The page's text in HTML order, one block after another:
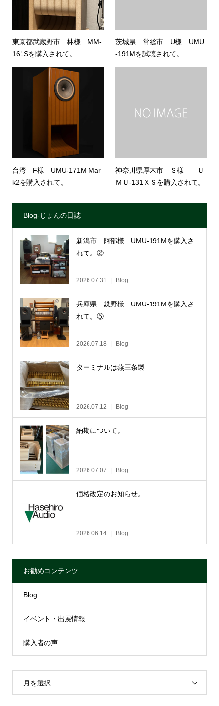
東京都武蔵野市 林様 MM-
161Sを購入されて。
茨城県 常総市 U様 UMU
-191Mを試聴されて。
台湾 F様 UMU-171M Mar
k2を購入されて。
神奈川県厚木市 Ｓ様 Ｕ
ＭＵ-131ＸＳを購入されて。
Blog-じょんの日誌
新潟市 阿部様 UMU-191Mを購入さ
れて。②
2026.07.31 Blog
兵庫県 銑野様 UMU-191Mを購入さ
れて。⑤
2026.07.18 Blog
ターミナルは燕三条製
2026.07.12 Blog
納期について。
2026.07.07 Blog
価格改定のお知らせ。
2026.06.14 Blog
お勧めコンテンツ
Blog
イベント・出展情報
購入者の声
月を選択